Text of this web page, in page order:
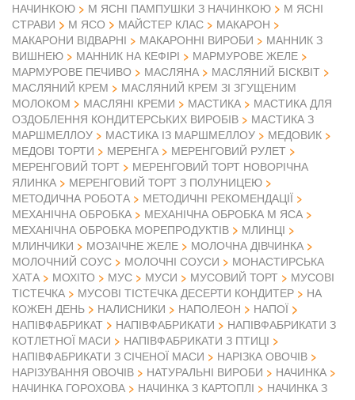
НАЧИНКОЮ
М ЯСНІ ПАМПУШКИ З НАЧИНКОЮ
М ЯСНІ
СТРАВИ
М ЯСО МАЙСТЕР КЛАС
МАКАРОН
МАКАРОНИ ВІДВАРНІ
МАКАРОННІ ВИРОБИ
МАННИК З
ВИШНЕЮ
МАННИК НА КЕФІРІ
МАРМУРОВЕ ЖЕЛЕ
МАРМУРОВЕ ПЕЧИВО
МАСЛЯНА
МАСЛЯНИЙ БІСКВІТ
МАСЛЯНИЙ КРЕМ
МАСЛЯНИЙ КРЕМ ЗІ ЗГУЩЕНИМ
МОЛОКОМ
МАСЛЯНІ КРЕМИ МАСТИКА
МАСТИКА ДЛЯ
ОЗДОБЛЕННЯ КОНДИТЕРСЬКИХ ВИРОБІВ
МАСТИКА З
МАРШМЕЛЛОУ
МАСТИКА ІЗ МАРШМЕЛЛОУ
МЕДОВИК
МЕДОВІ ТОРТИ
МЕРЕНГА
МЕРЕНГОВИЙ РУЛЕТ
МЕРЕНГОВИЙ ТОРТ
МЕРЕНГОВИЙ ТОРТ НОВОРІЧНА
ЯЛИНКА
МЕРЕНГОВИЙ ТОРТ З ПОЛУНИЦЕЮ
МЕТОДИЧНА РОБОТА
МЕТОДИЧНІ РЕКОМЕНДАЦІЇ
МЕХАНІЧНА ОБРОБКА
МЕХАНІЧНА ОБРОБКА М ЯСА
МЕХАНІЧНА ОБРОБКА МОРЕПРОДУКТІВ
МЛИНЦІ
МЛИНЧИКИ
МОЗАІЧНЕ ЖЕЛЕ
МОЛОЧНА ДІВЧИНКА
МОЛОЧНИЙ СОУС
МОЛОЧНІ СОУСИ
МОНАСТИРСЬКА
ХАТА
МОХІТО МУС МУСИ МУСОВИЙ ТОРТ
МУСОВІ
ТІСТЕЧКА
МУСОВІ ТІСТЕЧКА ДЕСЕРТИ КОНДИТЕР
НА
КОЖЕН ДЕНЬ
НАЛИСНИКИ НАПОЛЕОН НАПОЇ
НАПІВФАБРИКАТ НАПІВФАБРИКАТИ
НАПІВФАБРИКАТИ З
КОТЛЕТНОЇ МАСИ
НАПІВФАБРИКАТИ З ПТИЦІ
НАПІВФАБРИКАТИ З СІЧЕНОЇ МАСИ
НАРІЗКА ОВОЧІВ
НАРІЗУВАННЯ ОВОЧІВ
НАТУРАЛЬНІ ВИРОБИ
НАЧИНКА
НАЧИНКА ГОРОХОВА
НАЧИНКА З КАРТОПЛІ
НАЧИНКА З